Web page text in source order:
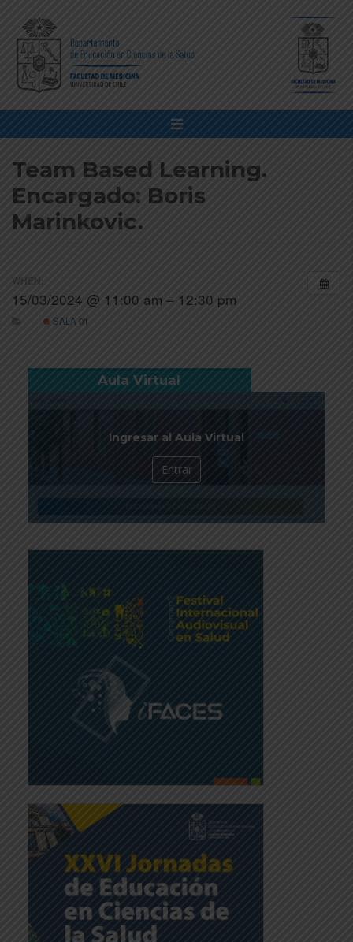
Team Based Learning.
Encargado: Boris
Marinkovic.
WHEN:
15/03/2024 @ 11:00 am – 12:30 pm
SALA 01
Aula Virtual
Ingresar al Aula Virtual
Entrar